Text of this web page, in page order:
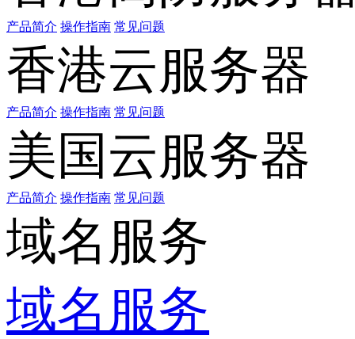
产品简介 操作指南 常见问题
香港云服务器
产品简介 操作指南 常见问题
美国云服务器
产品简介 操作指南 常见问题
域名服务
域名服务